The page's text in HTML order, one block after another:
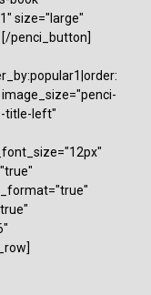
size="large"
[/penci_button]
title-left"